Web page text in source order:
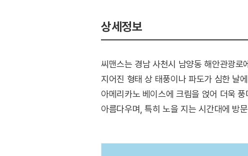
상세정보
씨맨스는 경남 사천시 남양동 해안관광로
지어진 형태 상 태풍이나 파도가 심한 날
아메리카노 베이스에 크림을 얹어 더욱
아름다우며, 특히 노을 지는 시간대에 방